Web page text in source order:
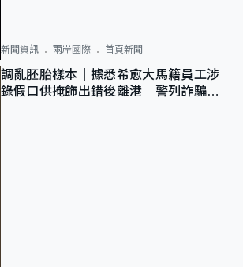
新聞資訊 兩岸國際 首頁新聞
調亂胚胎樣本｜據悉希愈大馬籍員工涉
錄假口供掩飾出錯後離港 警列詐騙